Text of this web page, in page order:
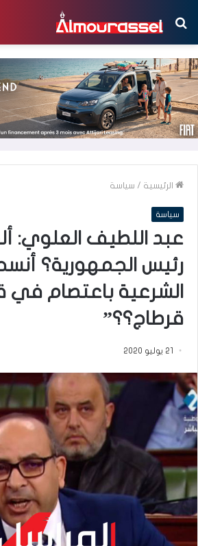
بحث
عن
الرئيسية / سياسة
سياسة
عبد اللطيف العلوي:
رئيس الجمهورية؟
الشرعية باعتصام في
قرطاج؟؟”
21 يوليو 2020